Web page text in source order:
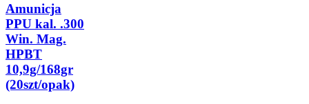
Amunicja
PPU kal. .300
Win. Mag.
HPBT
10,9g/168gr
(20szt/opak)